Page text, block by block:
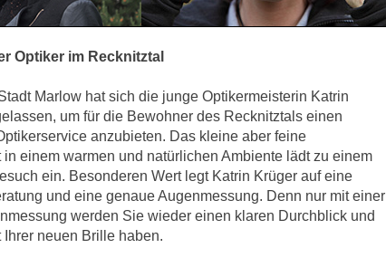
Optiker im Recknitztal
Marlow hat sich die junge Optikermeisterin Katrin
um für die Bewohner des Recknitztals einen
anzubieten. Das kleine aber feine
in einem warmen und natürlichen Ambiente lädt zu einem
ein. Besonderen Wert legt Katrin Krüger auf eine
und eine genaue Augenmessung. Denn nur mit einer
werden Sie wieder einen klaren Durchblick und
neuen Brille haben.